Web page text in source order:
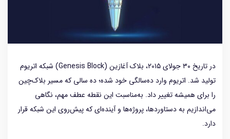
در تاریخ ۳۰ جولای ۲۰۱۵، بلاک آغازین (Genesis Block) شبکه اتریوم
تولید شد. اتریوم وارد ده‌سالگی خود شده؛ ده سالی که مسیر بلاک‌چین
را برای همیشه تغییر داد. به‌مناسبت این نقطه عطف مهم، نگاهی
می‌اندازیم به دستاوردها، پروژه‌ها و آینده‌ای که پیش‌روی این شبکه قرار
دارد.